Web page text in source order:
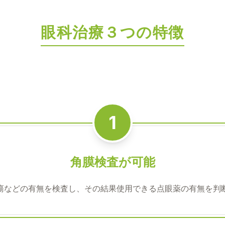
眼科治療３つの特徴
1
角膜検査が可能
などの有無を検査し、その結果使用できる点眼薬の有無を判